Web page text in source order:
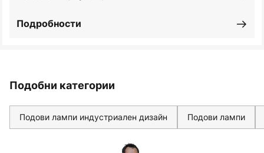
Подробности
Подобни категории
Подови лампи индустриален дизайн Подови лампи